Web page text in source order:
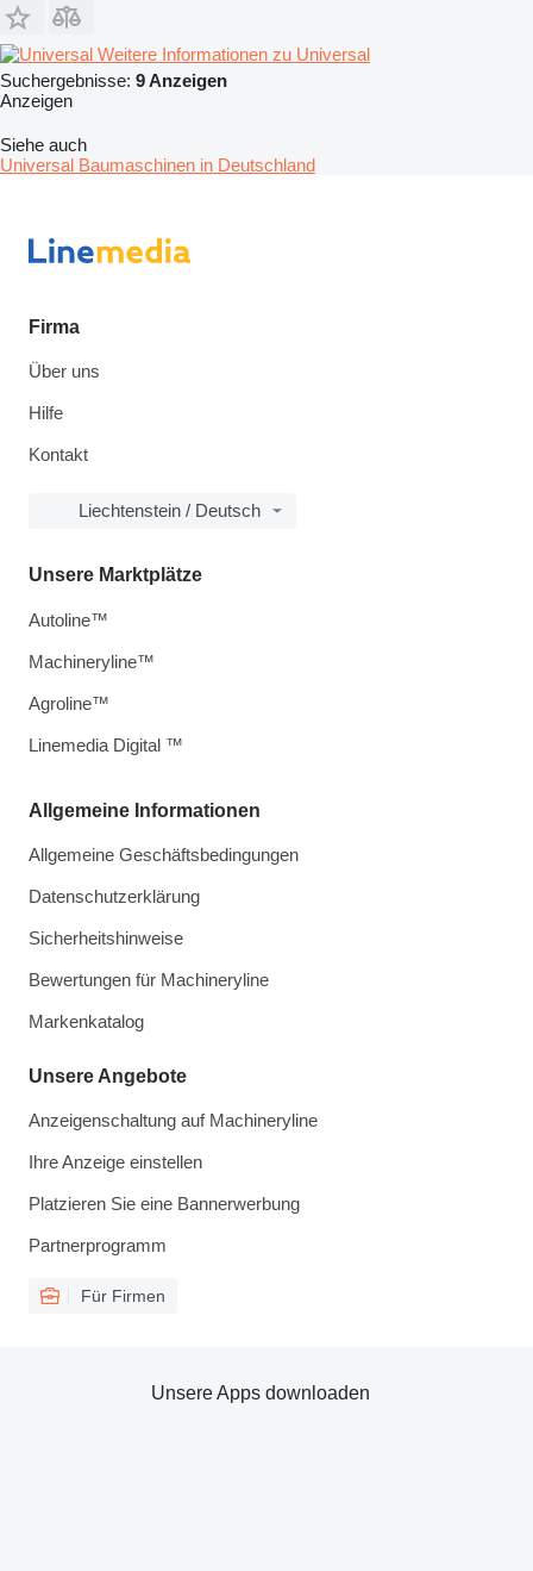
Weitere Informationen zu Universal
Suchergebnisse: 9 Anzeigen
Anzeigen
Siehe auch
Universal Baumaschinen in Deutschland
Firma
Über uns
Hilfe
Kontakt
Liechtenstein / Deutsch
Allgemeine Informationen
Allgemeine Geschäftsbedingungen
Datenschutzerklärung
Sicherheitshinweise
Bewertungen für Machineryline
Markenkatalog
Unsere Angebote
Anzeigenschaltung auf Machineryline
Ihre Anzeige einstellen
Platzieren Sie eine Bannerwerbung
Partnerprogramm
Für Firmen
Unsere Marktplätze
Autoline™
Machineryline™
Agroline™
Linemedia Digital ™
Unsere Apps downloaden